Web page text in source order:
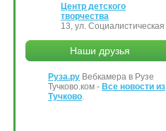
Центр детского
творчества
13, ул. Социалистическая
Наши друзья
Руза.ру Вебкамера в Рузе
Тучково.ком - Все новости из
Тучково.